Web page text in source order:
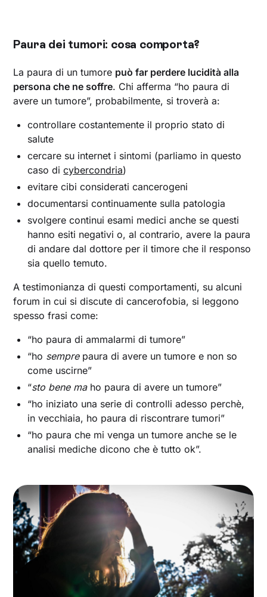
Paura dei tumori: cosa comporta?
La paura di un tumore può far perdere lucidità alla
persona che ne soffre. Chi afferma “ho paura di
avere un tumore”, probabilmente, si troverà a:
controllare costantemente il proprio stato di
salute
cercare su internet i sintomi (parliamo in questo
caso dicybercondria)
evitare cibi considerati cancerogeni
documentarsi continuamente sulla patologia
svolgere continui esami medici anche se questi
hanno esiti negativi o, al contrario, avere la paura
di andare dal dottore per il timore che il responso
sia quello temuto.
A testimonianza di questi comportamenti, su alcuni
forum in cui si discute di cancerofobia, si leggono
spesso frasi come:
“ho paura di ammalarmi di tumore”
“ho semprepaura di avere un tumore e non so
come uscirne”
“sto bene ma ho paura di avere un tumore”
“ho iniziato una serie di controlli adesso perchè,
in vecchiaia, ho paura di riscontrare tumori”
“ho paura che mi venga un tumore anche se le
analisi mediche dicono che è tutto ok”.